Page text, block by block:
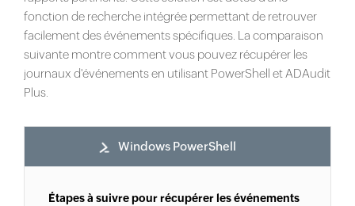
fonction de recherche intégrée permettant de retrouver
facilement des événements spécifiques. La comparaison
suivante montre comment vous pouvez récupérer les
journaux d'événements en utilisant PowerShell et ADAudit
Plus.
Windows PowerShell
Étapes à suivre pour récupérer les événements